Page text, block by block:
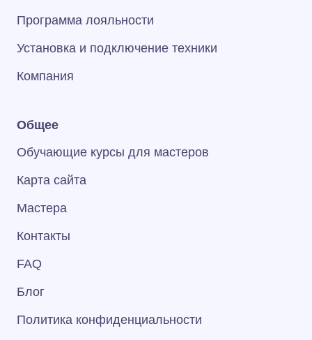
Программа лояльности
Установка и подключение техники
Компания
Общее
Обучающие курсы для мастеров
Карта сайта
Мастера
Контакты
FAQ
Блог
Политика конфиденциальности